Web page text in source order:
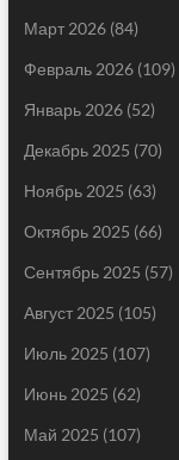
Март 2026(84)
Февраль 2026(109)
Январь 2026(52)
Декабрь 2025 (70)
Ноябрь 2025 (63)
Октябрь 2025 (66)
Сентябрь 2025 (57)
Август 2025 (105)
Июль 2025 (107)
Июнь 2025 (62)
Май 2025 (107)